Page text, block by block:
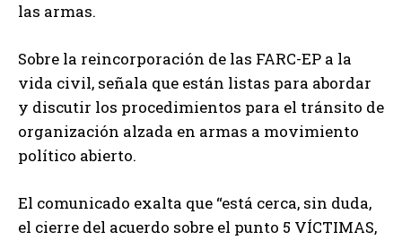
las armas.
Sobre la reincorporación de las FARC-EP a la
vida civil, señala que están listas para abordar
y discutir los procedimientos para el tránsito de
organización alzada en armas a movimiento
político abierto.
El comunicado exalta que “está cerca, sin duda,
el cierre del acuerdo sobre el punto 5 VÍCTIMAS,